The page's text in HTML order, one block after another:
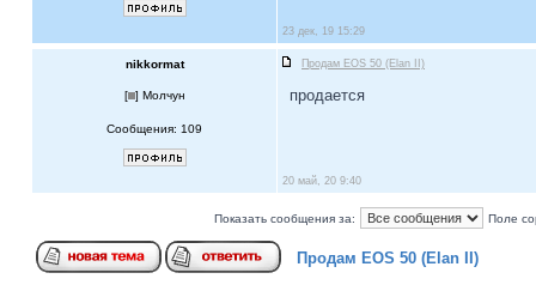
23 дек, 19 15:29
nikkormat Продам EOS 50 (Elan II)
[ ] Молчун
Сообщения: 109
продается
20 май, 20 9:40
Показать сообщения за: Поле
Продам EOS 50 (Elan II)